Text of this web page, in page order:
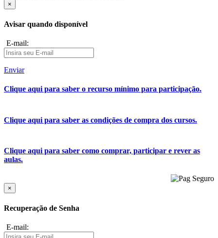
×
Avisar quando disponível
E-mail:
Enviar
Clique aqui para saber o recurso mínimo para participação.
Clique aqui para saber as condições de compra dos cursos.
Clique aqui para saber como comprar, participar e rever as
aulas.
×
Recuperação de Senha
E-mail: